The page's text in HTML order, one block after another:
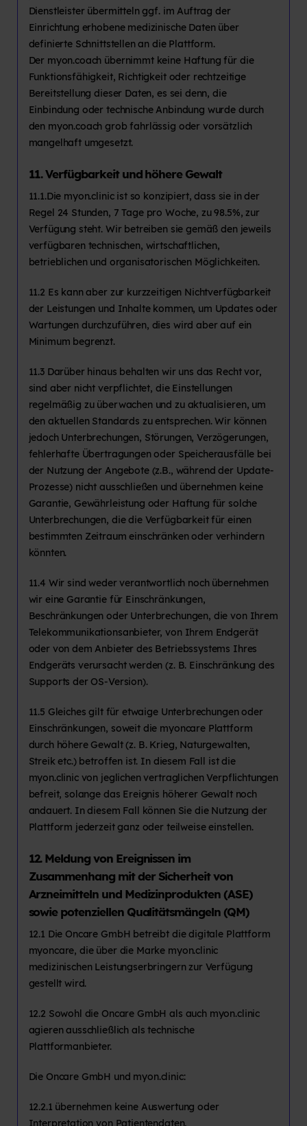
Dienstleister übermitteln ggf. im Auftrag der
Einrichtung erhobene medizinische Daten über
definierte Schnittstellen an die Plattform.
Der myon.coach übernimmt keine Haftung für die
Funktionsfähigkeit, Richtigkeit oder rechtzeitige
Bereitstellung dieser Daten, es sei denn, die
Einbindung oder technische Anbindung wurde durch
den myon.coach grob fahrlässig oder vorsätzlich
mangelhaft umgesetzt.
11. Verfügbarkeit und höhere Gewalt
11.1.Die myon.clinic ist so konzipiert, dass sie in der
Regel 24 Stunden, 7 Tage pro Woche, zu 98.5%, zur
Verfügung steht. Wir betreiben sie gemäß den jeweils
verfügbaren technischen, wirtschaftlichen,
betrieblichen und organisatorischen Möglichkeiten.
11.2 Es kann aber zur kurzzeitigen Nichtverfügbarkeit
der Leistungen und Inhalte kommen, um Updates oder
Wartungen durchzuführen, dies wird aber auf ein
Minimum begrenzt.
11.3 Darüber hinaus behalten wir uns das Recht vor,
sind aber nicht verpflichtet, die Einstellungen
regelmäßig zu überwachen und zu aktualisieren, um
den aktuellen Standards zu entsprechen. Wir können
jedoch Unterbrechungen, Störungen, Verzögerungen,
fehlerhafte Übertragungen oder Speicherausfälle bei
der Nutzung der Angebote (z.B., während der Update-
Prozesse) nicht ausschließen und übernehmen keine
Garantie, Gewährleistung oder Haftung für solche
Unterbrechungen, die die Verfügbarkeit für einen
bestimmten Zeitraum einschränken oder verhindern
könnten.
11.4 Wir sind weder verantwortlich noch übernehmen
wir eine Garantie für Einschränkungen,
Beschränkungen oder Unterbrechungen, die von Ihrem
Telekommunikationsanbieter, von Ihrem Endgerät
oder von dem Anbieter des Betriebssystems Ihres
Endgeräts verursacht werden (z. B. Einschränkung des
Supports der OS-Version).
11.5 Gleiches gilt für etwaige Unterbrechungen oder
Einschränkungen, soweit die myoncare Plattform
durch höhere Gewalt (z. B. Krieg, Naturgewalten,
Streik etc.) betroffen ist. In diesem Fall ist die
myon.clinic von jeglichen vertraglichen Verpflichtungen
befreit, solange das Ereignis höherer Gewalt noch
andauert. In diesem Fall können Sie die Nutzung der
Plattform jederzeit ganz oder teilweise einstellen.
12. Meldung von Ereignissen im
Zusammenhang mit der Sicherheit von
Arzneimitteln und Medizinprodukten (ASE)
sowie potenziellen Qualitätsmängeln (QM)
12.1 Die Oncare GmbH betreibt die digitale Plattform
myoncare, die über die Marke myon.clinic
medizinischen Leistungserbringern zur Verfügung
gestellt wird.
12.2 Sowohl die Oncare GmbH als auch myon.clinic
agieren ausschließlich als technische
Plattformanbieter.
Die Oncare GmbH und myon.clinic:
12.2.1 übernehmen keine Auswertung oder
Interpretation von Patientendaten,